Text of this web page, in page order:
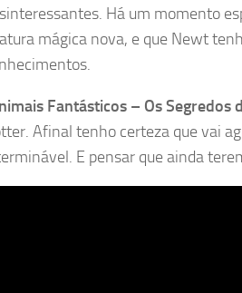
Há um momento
mágica nova, e que Newt
Fantásticos – Os Segredos
Afinal tenho certeza que vai
E pensar que ainda